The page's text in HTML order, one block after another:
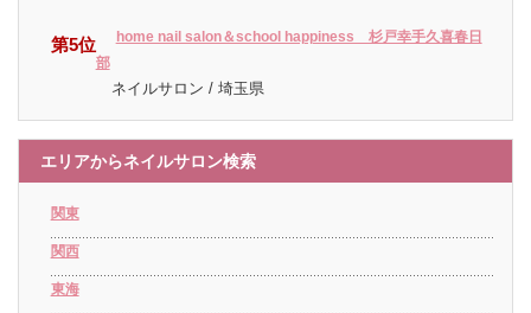
第5位
home nail salon＆school happiness 杉戸幸手久喜春日
部
ネイルサロン / 埼玉県
エリアからネイルサロン検索
関東
関西
東海